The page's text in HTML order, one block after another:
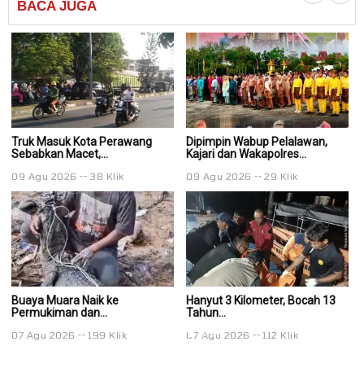
BACA JUGA
Truk Masuk Kota Perawang
Sebabkan Macet,...
09 Agu 2026 38 Klik
Dipimpin Wabup Pelalawan,
Kajari dan Wakapolres...
09 Agu 2026 29 Klik
Buaya Muara Naik ke
Permukiman dan...
07 Agu 2026 199 Klik
Hanyut 3 Kilometer, Bocah 13
Tahun...
07 Agu 2026 112 Klik